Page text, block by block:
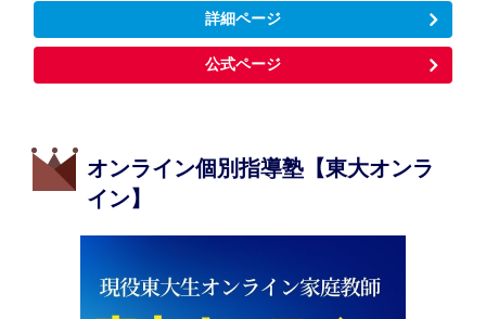
詳細ページ
公式ページ
オンライン個別指導塾【東大オンラ
イン】